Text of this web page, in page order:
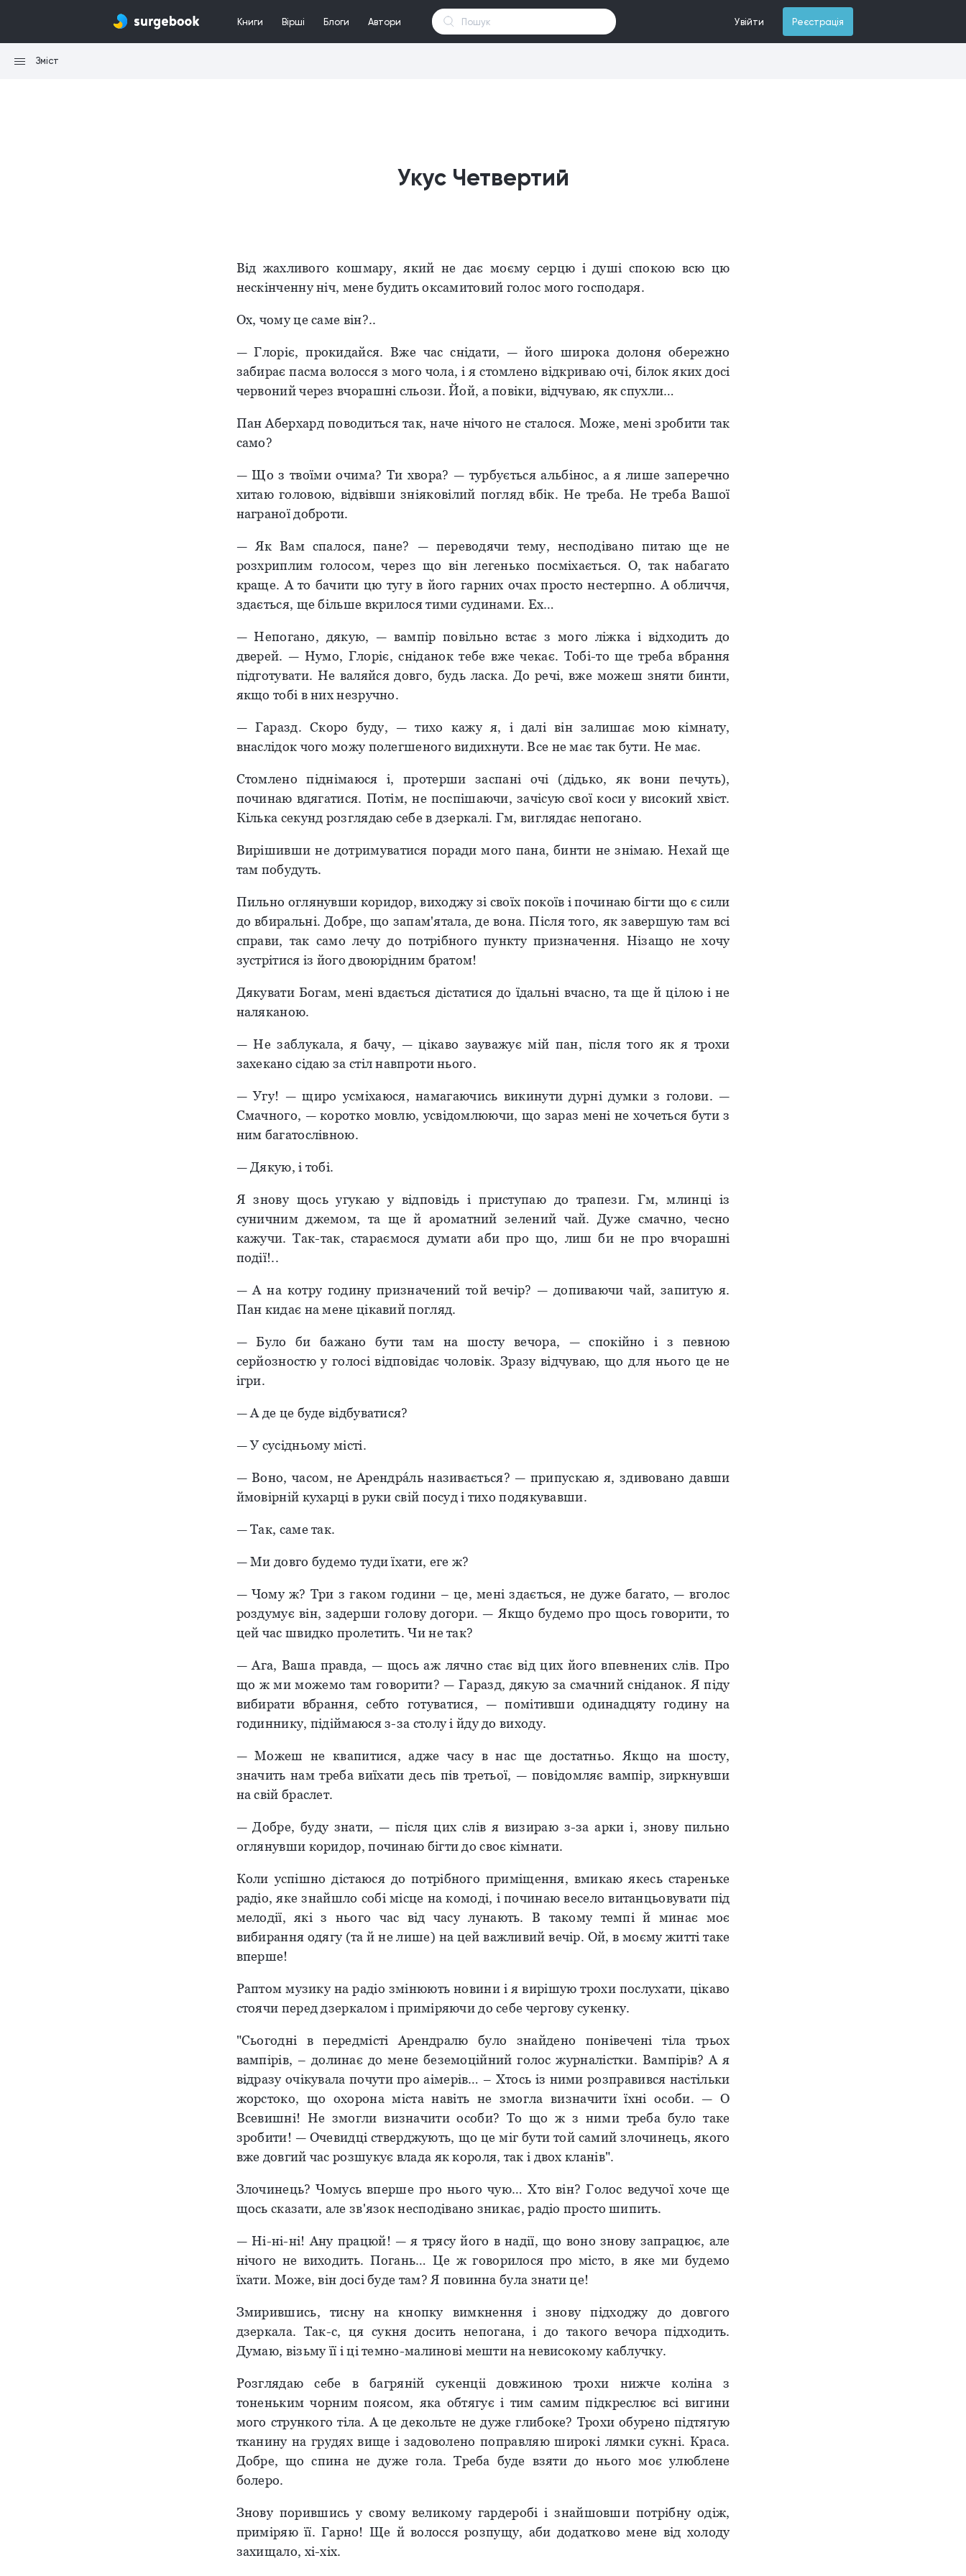
Книги Вірші Блоги Автори Увійти Реєстрація
Зміст
Укус Четвертий
Від жахливого кошмару, який не дає моєму серцю і душі спокою всю цю
нескінченну ніч, мене будить оксамитовий голос мого господаря.
Ох, чому це саме він?..
— Глоріє, прокидайся. Вже час снідати, — його широка долоня обережно
забирає пасма волосся з мого чола, і я стомлено відкриваю очі, білок яких досі
червоний через вчорашні сльози. Йой, а повіки, відчуваю, як спухли…
Пан Аберхард поводиться так, наче нічого не сталося. Може, мені зробити так
само?
— Що з твоїми очима? Ти хвора? — турбується альбінос, а я лише заперечно
хитаю головою, відвівши зніяковілий погляд вбік. Не треба. Не треба Вашої
награної доброти.
— Як Вам спалося, пане? — переводячи тему, несподівано питаю ще не
розхриплим голосом, через що він легенько посміхається. О, так набагато
краще. А то бачити цю тугу в його гарних очах просто нестерпно. А обличчя,
здається, ще більше вкрилося тими судинами. Ех…
— Непогано, дякую, — вампір повільно встає з мого ліжка і відходить до
дверей. — Нумо, Глоріє, сніданок тебе вже чекає. Тобі-то ще треба вбрання
підготувати. Не валяйся довго, будь ласка. До речі, вже можеш зняти бинти,
якщо тобі в них незручно.
— Гаразд. Скоро буду, — тихо кажу я, і далі він залишає мою кімнату,
внаслідок чого можу полегшеного видихнути. Все не має так бути. Не має.
Стомлено піднімаюся і, протерши заспані очі (дідько, як вони печуть),
починаю вдягатися. Потім, не поспішаючи, зачісую свої коси у високий хвіст.
Кілька секунд розглядаю себе в дзеркалі. Гм, виглядає непогано.
Вирішивши не дотримуватися поради мого пана, бинти не знімаю. Нехай ще
там побудуть.
Пильно оглянувши коридор, виходжу зі своїх покоїв і починаю бігти що є сили
до вбиральні. Добре, що запам'ятала, де вона. Після того, як завершую там всі
справи, так само лечу до потрібного пункту призначення. Нізащо не хочу
зустрітися із його двоюрідним братом!
Дякувати Богам, мені вдається дістатися до їдальні вчасно, та ще й цілою і не
наляканою.
— Не заблукала, я бачу, — цікаво зауважує мій пан, після того як я трохи
захекано сідаю за стіл навпроти нього.
— Угу! — щиро усміхаюся, намагаючись викинути дурні думки з голови. —
Смачного, — коротко мовлю, усвідомлюючи, що зараз мені не хочеться бути з
ним багатослівною.
— Дякую, і тобі.
Я знову щось угукаю у відповідь і приступаю до трапези. Гм, млинці із
суничним джемом, та ще й ароматний зелений чай. Дуже смачно, чесно
кажучи. Так-так, стараємося думати аби про що, лиш би не про вчорашні
події!..
— А на котру годину призначений той вечір? — допиваючи чай, запитую я.
Пан кидає на мене цікавий погляд.
— Було би бажано бути там на шосту вечора, — спокійно і з певною
серйозностю у голосі відповідає чоловік. Зразу відчуваю, що для нього це не
ігри.
— А де це буде відбуватися?
— У сусідньому місті.
— Воно, часом, не Арендрáль називається? — припускаю я, здивовано давши
ймовірній кухарці в руки свій посуд і тихо подякувавши.
— Так, саме так.
— Ми довго будемо туди їхати, еге ж?
— Чому ж? Три з гаком години – це, мені здається, не дуже багато, — вголос
роздумує він, задерши голову догори. — Якщо будемо про щось говорити, то
цей час швидко пролетить. Чи не так?
— Ага, Ваша правда, — щось аж лячно стає від цих його впевнених слів. Про
що ж ми можемо там говорити? — Гаразд, дякую за смачний сніданок. Я піду
вибирати вбрання, себто готуватися, — помітивши одинадцяту годину на
годиннику, підіймаюся з-за столу і йду до виходу.
— Можеш не квапитися, адже часу в нас ще достатньо. Якщо на шосту,
значить нам треба виїхати десь пів третьої, — повідомляє вампір, зиркнувши
на свій браслет.
— Добре, буду знати, — після цих слів я визираю з-за арки і, знову пильно
оглянувши коридор, починаю бігти до своє кімнати.
Коли успішно дістаюся до потрібного приміщення, вмикаю якесь стареньке
радіо, яке знайшло собі місце на комоді, і починаю весело витанцьовувати під
мелодії, які з нього час від часу лунають. В такому темпі й минає моє
вибирання одягу (та й не лише) на цей важливий вечір. Ой, в моєму житті таке
вперше!
Раптом музику на радіо змінюють новини і я вирішую трохи послухати, цікаво
стоячи перед дзеркалом і приміряючи до себе чергову сукенку.
"Сьогодні в передмісті Арендралю було знайдено понівечені тіла трьох
вампірів, – долинає до мене беземоційний голос журналістки. Вампірів? А я
відразу очікувала почути про аімерів… – Хтось із ними розправився настільки
жорстоко, що охорона міста навіть не змогла визначити їхні особи. — О
Всевишні! Не змогли визначити особи? То що ж з ними треба було таке
зробити! — Очевидці стверджують, що це міг бути той самий злочинець, якого
вже довгий час розшукує влада як короля, так і двох кланів".
Злочинець? Чомусь вперше про нього чую… Хто він? Голос ведучої хоче ще
щось сказати, але зв'язок несподівано зникає, радіо просто шипить.
— Ні-ні-ні! Ану працюй! — я трясу його в надії, що воно знову запрацює, але
нічого не виходить. Погань… Це ж говорилося про місто, в яке ми будемо
їхати. Може, він досі буде там? Я повинна була знати це!
Змирившись, тисну на кнопку вимкнення і знову підходжу до довгого
дзеркала. Так-с, ця сукня досить непогана, і до такого вечора підходить.
Думаю, візьму її і ці темно-малинові мешти на невисокому каблучку.
Розглядаю себе в багряній сукенціі довжиною трохи нижче коліна з
тоненьким чорним поясом, яка обтягує і тим самим підкреслює всі вигини
мого стрункого тіла. А це декольте не дуже глибоке? Трохи обурено підтягую
тканину на грудях вище і задоволено поправляю широкі лямки сукні. Краса.
Добре, що спина не дуже гола. Треба буде взяти до нього моє улюблене
болеро.
Знову порившись у свому великому гардеробі і знайшовши потрібну одіж,
приміряю її. Гарно! Ще й волосся розпущу, аби додатково мене від холоду
захищало, хі-хіх.